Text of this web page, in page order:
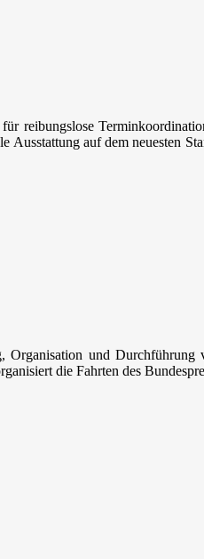
reibungslose
auf dem neuesten
und
die Fahrten des